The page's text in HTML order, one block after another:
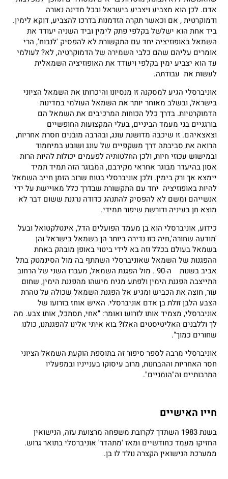
אדם. לכן הוא מצביע ויצביע בישראל ובכל מדינה נאורה
ודמוקרטית , אם וכאשר תקרה הזדמנות בדרכו להצביע, דוקא לימין.
ביד אחת הוא ישלשל בקלפי פתק לימין וביד השניה יעודד את
השמאל באופוזיציה יחד עם התקשורת לא להפסיק 'לנבוח', הרי
אומרים עליהם שהם כלבי השמירה של הדמוקרטיה, לא? לעולמי
עד הוא יצביע ימין בקלפי ויעודד את האופוזיציה השמאלית
לעשות את עבודתה.
אוניברסלי הגיע למסקנה זו מנסיונו והיכרותו את השמאל הציוני
בישראל, ובשלב מאוחר יותר את השמאל העולמי במדינות
הדמוקרטיות. בדרך כלל הכוחות המרכיבים את השמאל הם
בורגניים בני מעמד הביניים, בעלי המקצועות החופשיים
וצאצאיהם. זו שיכבה מדושנת עונג, ובהרבה מובנים חסרת אחריות,
הרואה את סביבתה דרך משקפיים של עונג ושובע במיחמוד
ובמישוש עכוזי חיות, ולכן החלטותיה לפעמים יכולות להיות הרות
אסון בהיעדר מבוגר אחראי מקירבם, המבוגר הזה תמיד תמיד
יימצא אך ורק בימין. ולכן אוניברסלי בטוח שרוב הזמן חייב השמאל
להיות באופוזיציה יחד עם התקשורת שבדרך כלל מאויישת על ידי
אנשייהם ומשם לא להפסיק להתנהג כדודה נרגנת ששום דבר לא
מוצא חן בעיניה ודורשת שיפור תמידי.
כידוע, אוניברסלי הוא בן מעמד הפועלים הדל, אינטלקטואל ובעל
'תודעה שחורה',חיה כזו נדירה ביותר הן בשמאל בישראל והן
בשמאל בעולם בכלל וזה בא לידי ביטוי באופן מובהק באחת
ההפגנות של השמאל שאוניברסלי השתתף בה מול הסינמטק בתל
אביב בשנות ה-90 . מול הפגנת השמאל, מעברו השני של הרחוב
התייצבה הפגנת הימין ולפתע מגיח מישהו מהפגנת הימין, שחום
עור, חוצה את הכביש ומגיע אל הפגנת השמאל שכולה על טהרת
הצבע הלבן זולת בן אדם אוניברסלי. האיש אוחז בזרועו של
אוניברסלי, מצמיד אותו לזרועו ואומר: "אחי, תסתכל, אותו צבע. מה
לך וללבנים האליטיסטים האלו? בוא איתי אלינו להפגנתנו, כולנו
שחורים כמוך".
אוניברסלי מרבה לספר סיפור זה בתוספת הוקעת השמאל הציוני
חסר האחריות וההבחנות, מרוב עיסוקו בענייניו ובמפעליו
התרבותיים וה"הומניים".
חייו האישיים
בשנת 1983 השתדך לקרובת משפחה מרצועת עזה, הנישואין
החזיקו מעמד כחודשיים ומאז 'מתהדר' אוניברסלי בתואר גרוש.
ממערכת הנישואין הקצרה נולד לו בן.